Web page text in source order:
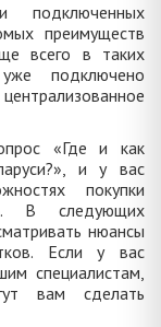
подключенных
преимуществ
всего в таких
подключено
«Где и как
и у вас
покупки
В следующих
нюансы
Если у вас
специалистам,
вам сделать